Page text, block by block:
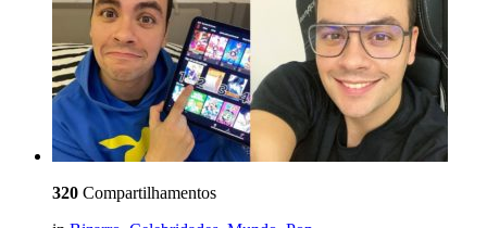
320 Compartilhamentos